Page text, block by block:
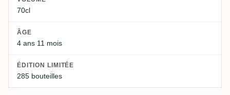
70cl
ÂGE
4 ans 11 mois
ÉDITION LIMITÉE
285 bouteilles